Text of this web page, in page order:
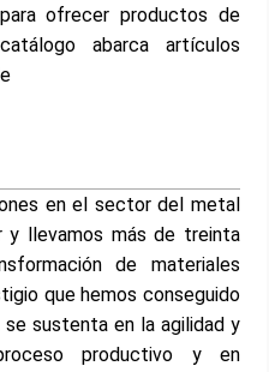
ofrecer productos de
abarca artículos
en el sector del metal
y llevamos más de treinta
de materiales
que hemos conseguido
sustenta en la agilidad y
productivo y en